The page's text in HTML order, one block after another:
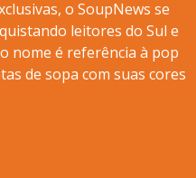
o SoupNews se
leitores do Sul e
nome é referência à pop
de sopa com suas cores